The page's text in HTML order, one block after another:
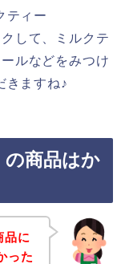
ティー
して、ミルクテ
ルなどをみつけ
きますね♪
の商品はか
品に
った